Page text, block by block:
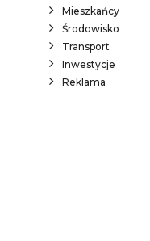
Mieszkańcy
Środowisko
Transport
Inwestycje
Reklama